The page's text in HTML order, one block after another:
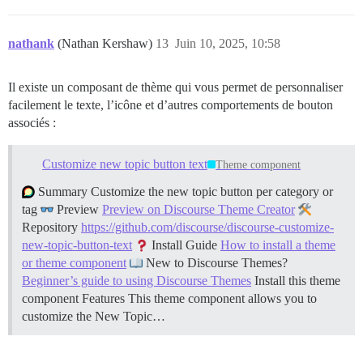
nathank (Nathan Kershaw) Juin 10, 2025, 10:58
13
Il existe un composant de thème qui vous permet de personnaliser
facilement le texte, l’icône et d’autres comportements de bouton
associés :
Customize new topic button text Theme component
Summary Customize the new topic button per category or
tag
Preview Preview on Discourse Theme Creator
Repository https://github.com/discourse/discourse-customize-
new-topic-button-text
Install Guide How to install a theme
or theme component
New to Discourse Themes?
Beginner’s guide to using Discourse Themes Install this theme
component Features This theme component allows you to
customize the New Topic…